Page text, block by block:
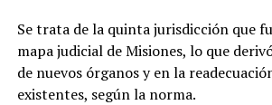
Se trata de la quinta jurisdicción que
mapa judicial de Misiones, lo que
de nuevos órganos y en la
existentes, según la norma.